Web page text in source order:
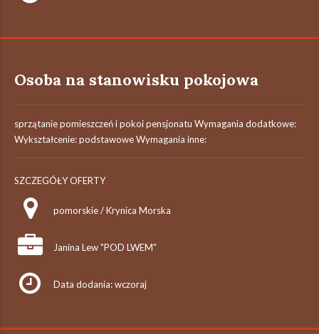
Osoba na stanowisku pokojowa
sprzątanie pomieszczeń i pokoi pensjonatu Wymagania dodatkowe:
Wykształcenie: podstawowe Wymagania inne:
SZCZEGÓŁY OFERTY
pomorskie / Krynica Morska
Janina Lew "POD LWEM"
Data dodania: wczoraj